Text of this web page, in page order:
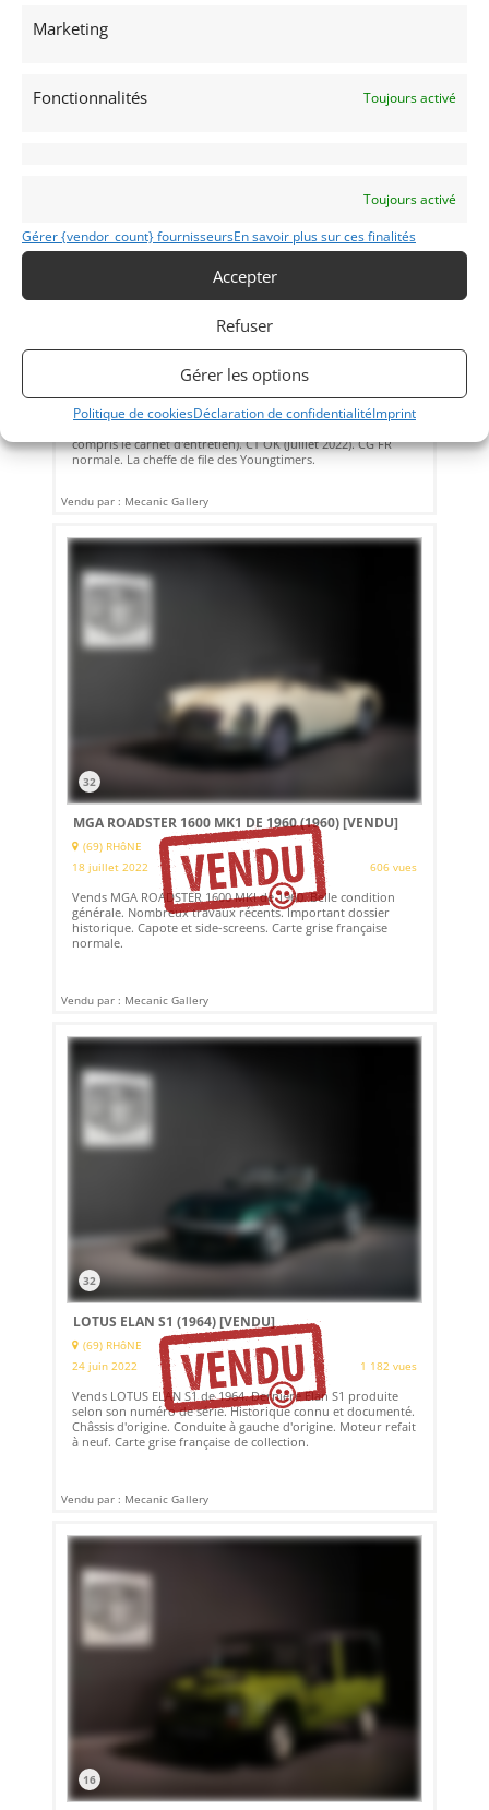
Marketing
Fonctionnalités Toujours activé
Toujours activé
Gérer {vendor_count} fournisseursEn savoir plus sur ces finalités
Accepter
Refuser
Gérer les options
Politique de cookiesDéclaration de confidentialitéImprint
PEUGEOT 205 CTI (1986)[VENDU]
(69) RHôNE
Vends PEUGEOT 205 CTI de 1986. Rouge Ecarlate. Origine
suisse. L'une des premières CTI fabriquées. Nombreux
compris le carnet d'entretien). CT OK (Juillet 2022). CG FR
normale. La cheffe de file des Youngtimers.
Vendu par : Mecanic Gallery
32
MGA ROADSTER 1600 MK1 DE 1960 (1960)[VENDU]
(69) RHôNE
18 juillet 2022
606 vues
Vends MGA ROADSTER 1600 MKI de 1960. Belle condition
générale. Nombreux travaux récents. Important dossier
historique. Capote et side-screens. Carte grise française
normale.
Vendu par : Mecanic Gallery
32
LOTUS ELAN S1 (1964)[VENDU]
(69) RHôNE
24 juin 2022
1 182 vues
Vends LOTUS ELAN S1 de 1964. Dernière Elan S1 produite
selon son numéro de série. Historique connu et documenté.
Châssis d'origine. Conduite à gauche d'origine. Moteur refait
à neuf. Carte grise française de collection.
Vendu par : Mecanic Gallery
16